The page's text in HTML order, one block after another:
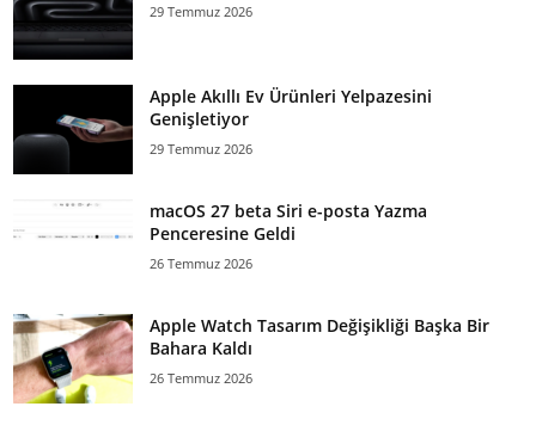
29 Temmuz 2026
Apple Akıllı Ev Ürünleri Yelpazesini
Genişletiyor
29 Temmuz 2026
macOS 27 beta Siri e-posta Yazma
Penceresine Geldi
26 Temmuz 2026
Apple Watch Tasarım Değişikliği Başka Bir
Bahara Kaldı
26 Temmuz 2026